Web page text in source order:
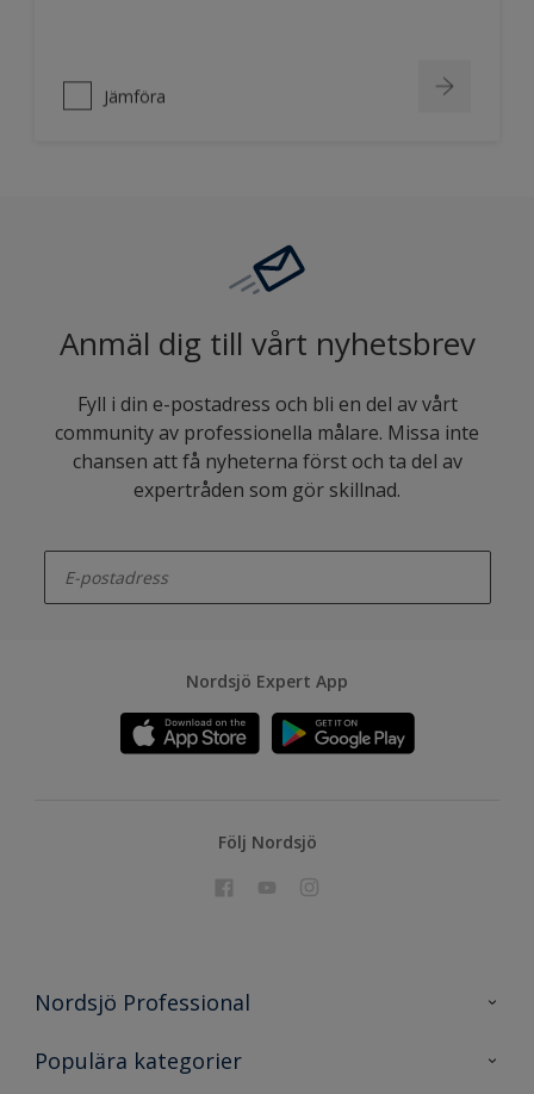
Jämföra
Anmäl dig till vårt nyhetsbrev
Fyll i din e-postadress och bli en del av vårt
community av professionella målare. Missa inte
chansen att få nyheterna först och ta del av
expertråden som gör skillnad.
Nordsjö Expert App
Följ Nordsjö
Nordsjö Professional
Kontakta oss
Populära kategorier